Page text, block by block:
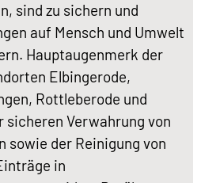
sind zu sichern und
auf Mensch und Umwelt
Hauptaugenmerk der
Elbingerode,
Rottleberode und
sicheren Verwahrung von
sowie der Reinigung von
in